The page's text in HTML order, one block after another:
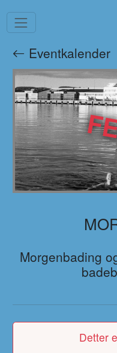
Eventkalender
Morgenbading
Detter